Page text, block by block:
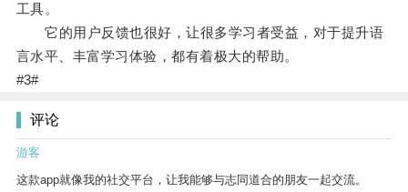
工具。
它的用户反馈也很好，让很多学习者受益，对于提升语
言水平、丰富学习体验，都有着极大的帮助。
#3#
评论
游客
这款app就像我的社交平台，让我能够与志同道合的朋友一起交流。